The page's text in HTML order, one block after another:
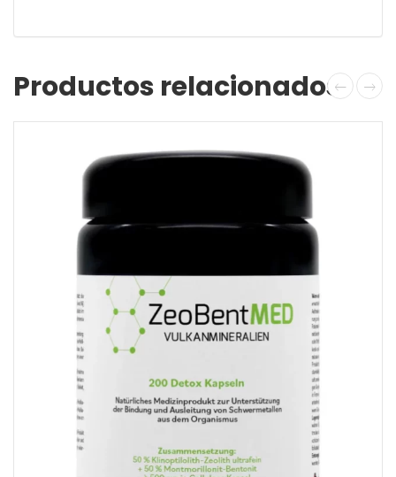
Productos relacionados